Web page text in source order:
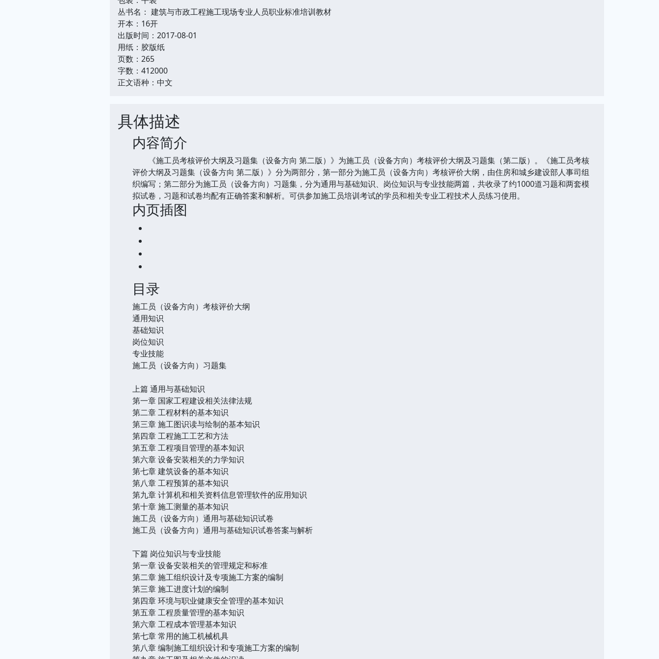
丛书名： 建筑与市政工程施工现场专业人员职业标准培训教材
开本：16开
出版时间：2017-08-01
用纸：胶版纸
页数：265
字数：412000
正文语种：中文
具体描述
内容简介
《施工员考核评价大纲及习题集（设备方向 第二版）》为施工员（设备方向）考核评价大纲及习题集（第二版）。《施工员考核
评价大纲及习题集（设备方向 第二版）》分为两部分，第一部分为施工员（设备方向）考核评价大纲，由住房和城乡建设部人事司组
织编写；第二部分为施工员（设备方向）习题集，分为通用与基础知识、岗位知识与专业技能两篇，共收录了约1000道习题和两套模
拟试卷，习题和试卷均配有正确答案和解析。可供参加施工员培训考试的学员和相关专业工程技术人员练习使用。
内页插图
目录
施工员（设备方向）考核评价大纲
通用知识
基础知识
岗位知识
专业技能
施工员（设备方向）习题集
上篇 通用与基础知识
第一章 国家工程建设相关法律法规
第二章 工程材料的基本知识
第三章 施工图识读与绘制的基本知识
第四章 工程施工工艺和方法
第五章 工程项目管理的基本知识
第六章 设备安装相关的力学知识
第七章 建筑设备的基本知识
第八章 工程预算的基本知识
第九章 计算机和相关资料信息管理软件的应用知识
第十章 施工测量的基本知识
施工员（设备方向）通用与基础知识试卷
施工员（设备方向）通用与基础知识试卷答案与解析
下篇 岗位知识与专业技能
第一章 设备安装相关的管理规定和标准
第二章 施工组织设计及专项施工方案的编制
第三章 施工进度计划的编制
第四章 环境与职业健康安全管理的基本知识
第五章 工程质量管理的基本知识
第六章 工程成本管理基本知识
第七章 常用的施工机械机具
第八章 编制施工组织设计和专项施工方案的编制